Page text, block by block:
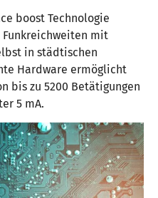
boost Technologie
mit
in städtischen
Hardware ermöglicht
bis zu 5200 Betätigungen
5 mA.